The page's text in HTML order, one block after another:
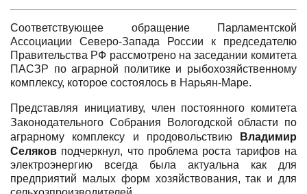
Соответствующее обращение Парламентской
Ассоциации Северо-Запада России к председателю
Правительства РФ рассмотрено на заседании комитета
ПАСЗР поаграрной политике и рыбохозяйственному
комплексу, которое состоялось в Нарьян-Маре.
Представляя инициативу, член постоянного комитета
Законодательного Собрания Вологодской области по
аграрному комплексу и продовольствию
Владимир
Селяков подчеркнул, что проблема роста тарифов на
электроэнергию всегда была актуальна как для
предприятий малых форм хозяйствования, так и для